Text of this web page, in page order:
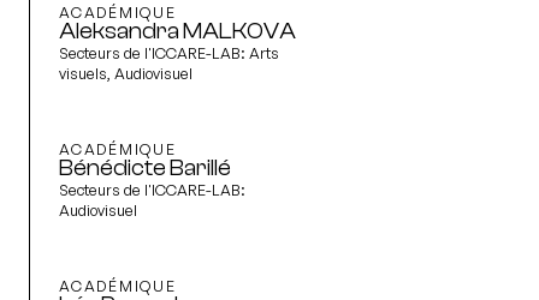
ACADÉMIQUE
Aleksandra MALKOVA
Secteurs de l'ICCARE-LAB: Arts
visuels, Audiovisuel
ACADÉMIQUE
Bénédicte Barillé
Secteurs de l'ICCARE-LAB:
Audiovisuel
ACADÉMIQUE